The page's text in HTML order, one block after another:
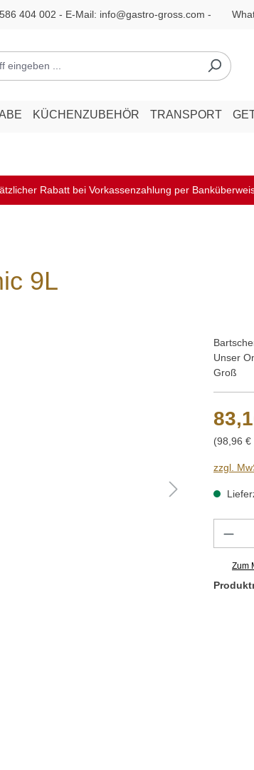
404 002 - E-Mail: info@gastro-gross.com -
KÜCHENZUBEHÖR TRANSPORT
Rabatt bei Vorkassenzahlung per
9L
Unser
Groß
(98,96 €
zzgl.
Zum